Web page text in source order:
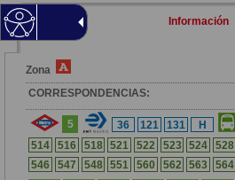
Información
Zona
CORRESPONDENCIAS:
5 36 121 131 H
514
516 518 521 522 523 524 528
546
547 548 551 560 562 563 564